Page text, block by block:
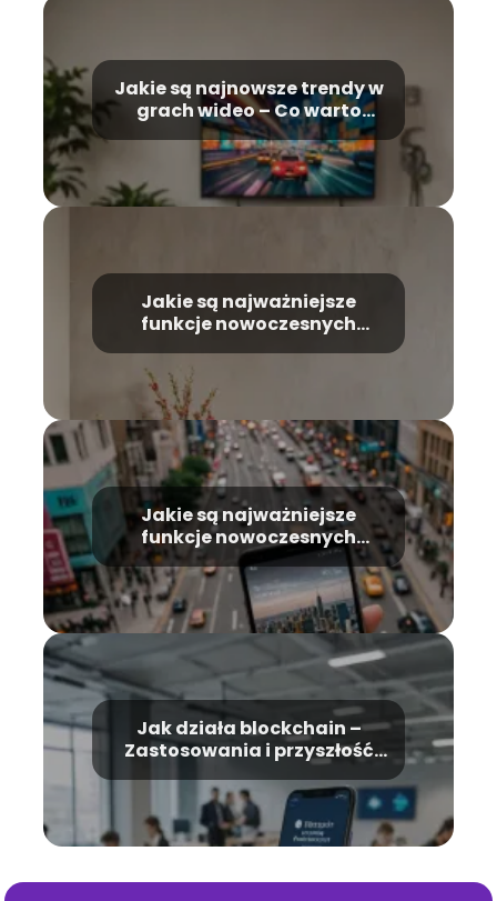
Jakie są najnowsze trendy w
grach wideo – Co warto
wiedzieć
Jakie są najważniejsze
funkcje nowoczesnych
Jakie są najważniejsze
funkcje nowoczesnych
smartfonów – Przewodnik
Jak działa blockchain –
Zastosowania i przyszłość